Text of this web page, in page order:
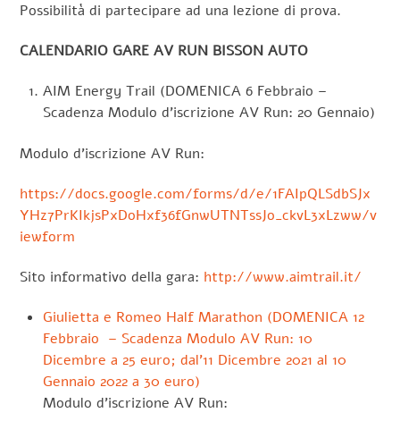
Possibilità di partecipare ad una lezione di prova.
CALENDARIO GARE AV RUN BISSON AUTO
AIM Energy Trail (DOMENICA 6 Febbraio –
Scadenza Modulo d’iscrizione AV Run: 20 Gennaio)
Modulo d’iscrizione AV Run:
https://docs.google.com/forms/d/e/1FAIpQLSdbSJx
YHz7PrKIkjsPxDoHxf36fGnwUTNTssJo_ckvL3xLzww/v
iewform
Sito informativo della gara: http://www.aimtrail.it/
Giulietta e Romeo Half Marathon (DOMENICA 12
Febbraio – Scadenza Modulo AV Run: 10
Dicembre a 25 euro; dal’11 Dicembre 2021 al 10
Gennaio 2022 a 30 euro)
Modulo d’iscrizione AV Run: